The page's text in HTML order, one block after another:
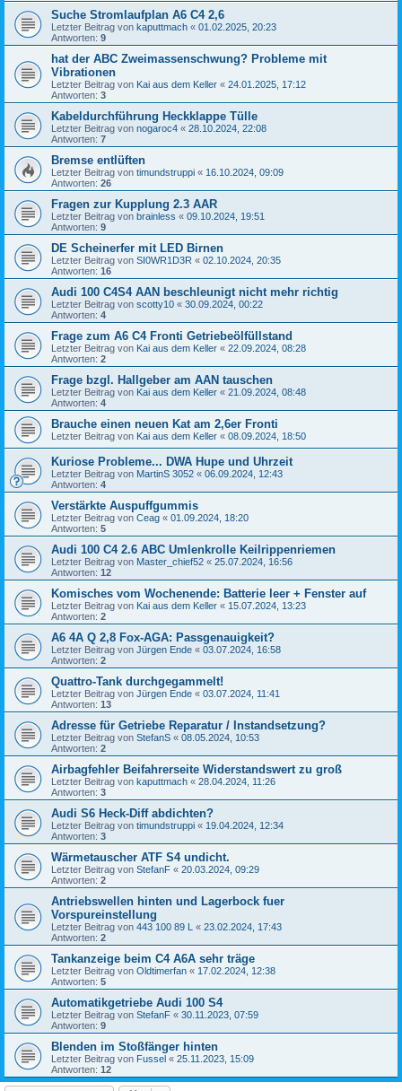
Suche Stromlaufplan A6 C4 2,6
Letzter Beitrag von kaputtmach « 01.02.2025, 20:23
Antworten: 9
hat der ABC Zweimassenschwung? Probleme mit
Vibrationen
Letzter Beitrag von Kai aus dem Keller « 24.01.2025, 17:12
Antworten: 3
Kabeldurchführung Heckklappe Tülle
Letzter Beitrag von nogaroc4 « 28.10.2024, 22:08
Antworten: 7
Bremse entlüften
Letzter Beitrag von timundstruppi « 16.10.2024, 09:09
Antworten: 26
Fragen zur Kupplung 2.3 AAR
Letzter Beitrag von brainless « 09.10.2024, 19:51
Antworten: 9
DE Scheinerfer mit LED Birnen
Letzter Beitrag von SI0WR1D3R « 02.10.2024, 20:35
Antworten: 16
Audi 100 C4S4 AAN beschleunigt nicht mehr richtig
Letzter Beitrag von scotty10 « 30.09.2024, 00:22
Antworten: 4
Frage zum A6 C4 Fronti Getriebeölfüllstand
Letzter Beitrag von Kai aus dem Keller « 22.09.2024, 08:28
Antworten: 2
Frage bzgl. Hallgeber am AAN tauschen
Letzter Beitrag von Kai aus dem Keller « 21.09.2024, 08:48
Antworten: 4
Brauche einen neuen Kat am 2,6er Fronti
Letzter Beitrag von Kai aus dem Keller « 08.09.2024, 18:50
Kuriose Probleme... DWA Hupe und Uhrzeit
Letzter Beitrag von MartinS 3052 « 06.09.2024, 12:43
Antworten: 4
Verstärkte Auspuffgummis
Letzter Beitrag von Ceag « 01.09.2024, 18:20
Antworten: 5
Audi 100 C4 2.6 ABC Umlenkrolle Keilrippenriemen
Letzter Beitrag von Master_chief52 « 25.07.2024, 16:56
Antworten: 12
Komisches vom Wochenende: Batterie leer + Fenster auf
Letzter Beitrag von Kai aus dem Keller « 15.07.2024, 13:23
Antworten: 2
A6 4A Q 2,8 Fox-AGA: Passgenauigkeit?
Letzter Beitrag von Jürgen Ende « 03.07.2024, 16:58
Antworten: 2
Quattro-Tank durchgegammelt!
Letzter Beitrag von Jürgen Ende « 03.07.2024, 11:41
Antworten: 13
Adresse für Getriebe Reparatur / Instandsetzung?
Letzter Beitrag von StefanS « 08.05.2024, 10:53
Antworten: 2
Airbagfehler Beifahrerseite Widerstandswert zu groß
Letzter Beitrag von kaputtmach « 28.04.2024, 11:26
Antworten: 3
Audi S6 Heck-Diff abdichten?
Letzter Beitrag von timundstruppi « 19.04.2024, 12:34
Antworten: 3
Wärmetauscher ATF S4 undicht.
Letzter Beitrag von StefanF « 20.03.2024, 09:29
Antworten: 2
Antriebswellen hinten und Lagerbock fuer
Vorspureinstellung
Letzter Beitrag von 443 100 89 L « 23.02.2024, 17:43
Antworten: 2
Tankanzeige beim C4 A6A sehr träge
Letzter Beitrag von Oldtimerfan « 17.02.2024, 12:38
Antworten: 5
Automatikgetriebe Audi 100 S4
Letzter Beitrag von StefanF « 30.11.2023, 07:59
Antworten: 9
Blenden im Stoßfänger hinten
Letzter Beitrag von Fussel « 25.11.2023, 15:09
Antworten: 12